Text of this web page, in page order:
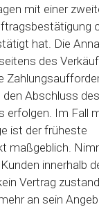
mit einer
hat. Die
des
Abschluss des
erfolgen. Im Fall
ist der früheste
maßgeblich.
innerhalb
Vertrag
an sein